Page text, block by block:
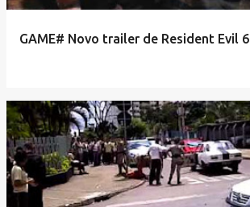
GAME# Novo trailer de Resident Evil 6